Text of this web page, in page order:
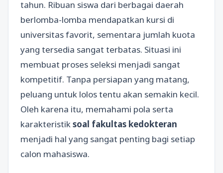
tahun. Ribuan siswa dari berbagai daerah
berlomba-lomba mendapatkan kursi di
universitas favorit, sementara jumlah kuota
yang tersedia sangat terbatas. Situasi ini
membuat proses seleksi menjadi sangat
kompetitif. Tanpa persiapan yang matang,
peluang untuk lolos tentu akan semakin kecil.
Oleh karena itu, memahami pola serta
karakteristiksoal fakultas kedokteran
menjadi hal yang sangat penting bagi setiap
calon mahasiswa.